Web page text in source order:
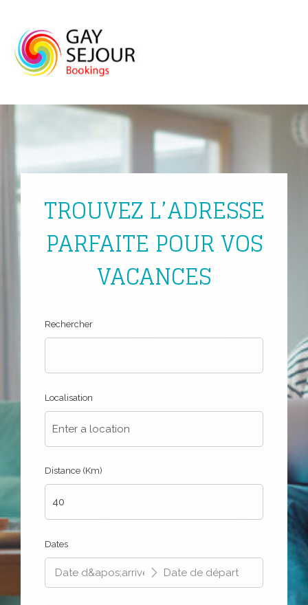
content
TROUVEZ L’ADRESSE
PARFAITE POUR VOS
VACANCES
Rechercher
Localisation
Distance (Km)
Dates